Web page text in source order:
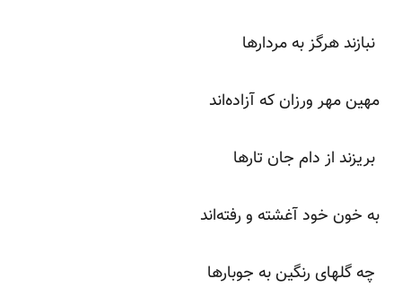
نبازند هرگز به مردار‌ها
مهین مهر ورزان که آزاده‌اند
بریزند از دام جان تار‌ها
به خون خود آغشته و رفته‌اند
چه گلهای رنگین به جوبار‌ها